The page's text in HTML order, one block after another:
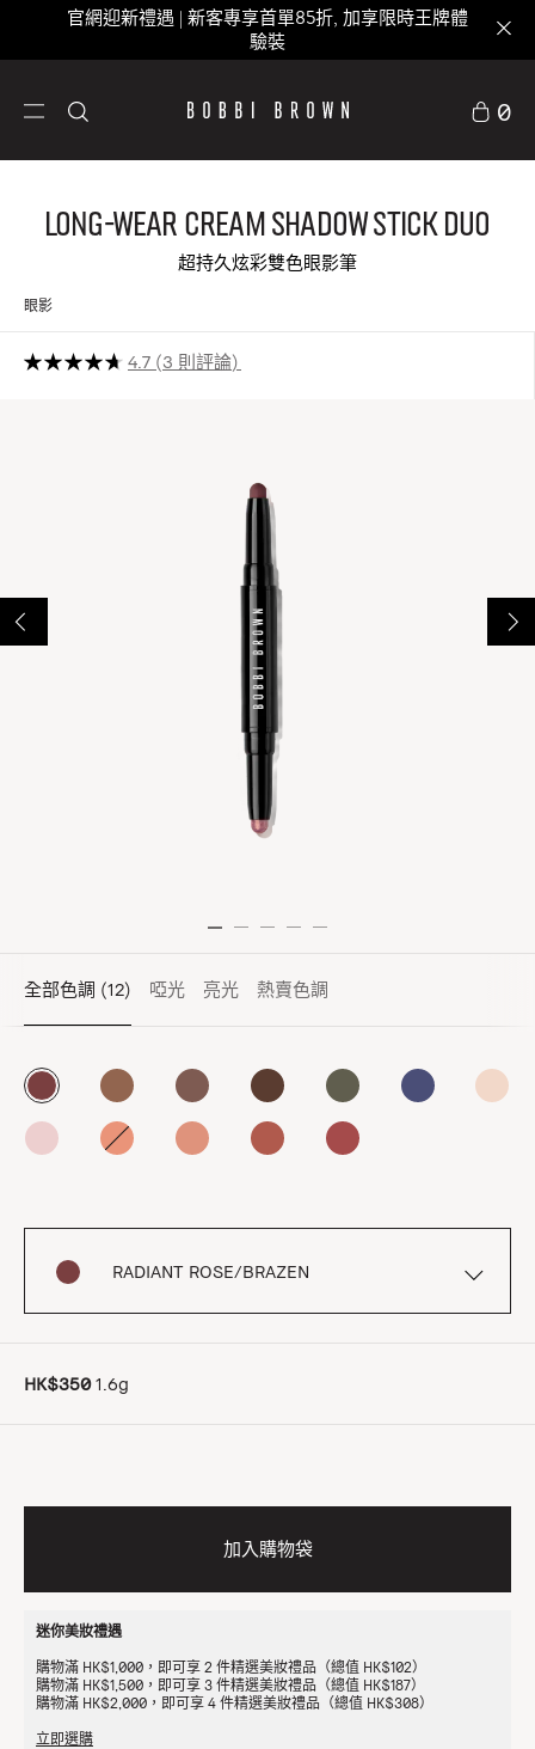
官網迎新禮遇 | 新客專享首單85折, 加享限時王牌體
驗裝
0
Long-Wear Cream Shadow Stick Duo
超持久炫彩雙色眼影筆
眼影
4.7 3 則評論
全部色調 (12) 啞光 亮光 熱賣色調
RADIANT ROSE/BRAZEN
HK$3501.6g
加入購物袋
迷你美妝禮遇
購物滿 HK$1,000，即可享 2 件精選美妝禮品（總值 HK$102）
購物滿 HK$1,500，即可享 3 件精選美妝禮品（總值 HK$187）
購物滿 HK$2,000，即可享 4 件精選美妝禮品（總值 HK$308）
立即選購